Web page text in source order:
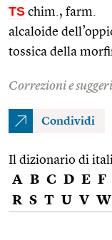
TS chim., farm.
alcaloide
tossica della
Correzioni e
Condividi
Il dizionario di
A B C D E F
R S T U V W